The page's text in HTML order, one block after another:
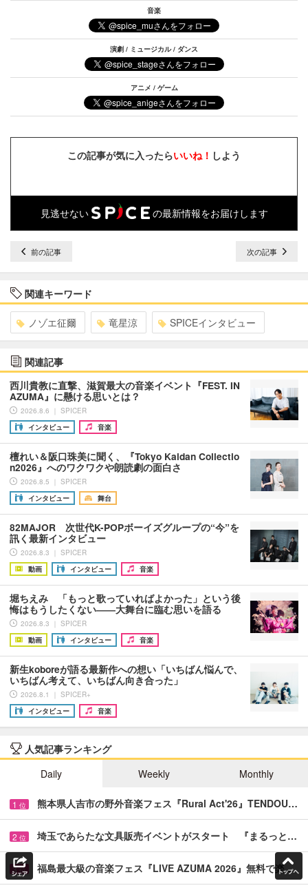
音楽
演劇 / ミュージカル / ダンス
アニメ / ゲーム
この記事が気に入ったらいいね！ しよう
見逃せない の最新情報をお届けします
前の記事 次の記事
関連キーワード
ノゾエ征爾 竜星涼 SPICEインタビュー
関連記事
西川貴教に直撃、滋賀最大の音楽イベント『FEST. IN
AZUMA』に懸ける思いとは？
2026.8.6 ｜ SPICER
インタビュー
音楽
檀れい＆阪口珠美に聞く、『Tokyo Kaidan Collectio
n2026』へのワクワクや朗読劇の面白さ
2026.8.5 ｜ SPICER
インタビュー
舞台
82MAJOR 次世代K-POPボーイズグループの“今”を
訊く最新インタビュー
2026.8.3 ｜ SPICER
動画
インタビュー 音楽
堀ちえみ 「もっと歌っていればよかった」という後
悔はもうしたくない――大舞台に臨む思いを語る
2026.8.3 ｜ SPICER
動画
インタビュー 音楽
新生koboreが語る最新作への想い「いちばん悩んで、
いちばん考えて、いちばん向き合った」
2026.8.1 ｜ SPICER+
インタビュー
音楽
人気記事ランキング
Daily
Weekly Monthly
1 位 熊本県人吉市の野外音楽フェス『Rural Act'26』TENDOU…
2 位 埼玉であらたな文具販売イベントがスタート 『まるっと…
3位 福島最大級の音楽フェス『LIVE AZUMA 2026』無料で楽…